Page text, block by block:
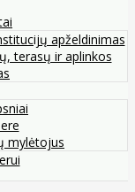
apželdinimas
terasų ir aplinkos
mylėtojus